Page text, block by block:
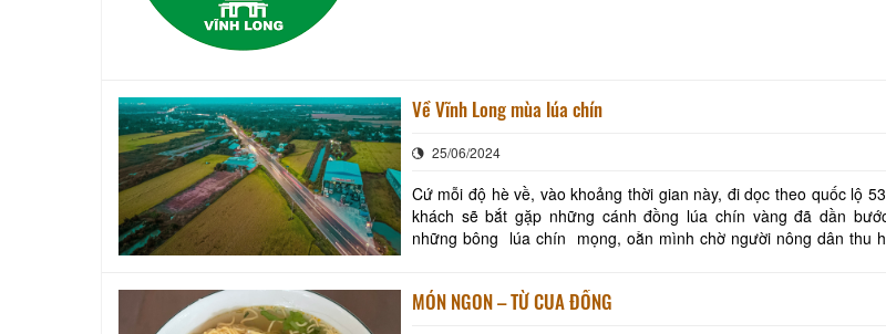
Về Vĩnh Long mùa lúa chín
25/06/2024
Cứ mỗi độ hè về, vào khoảng thời gian này, đi dọc theo quốc lộ
khách sẽ bắt gặp những cánh đồng lúa chín vàng đã dần
những bông lúa chín mọng, oằn mình chờ người nông dân thu hoạch. Những
MÓN NGON – TỪ CUA ĐỒNG